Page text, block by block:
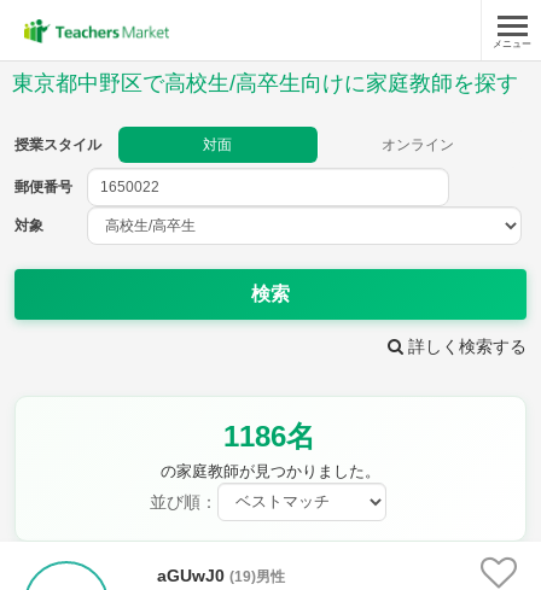
メニュー
東京都中野区で高校生/高卒生向けに家庭教師を探す
授業スタイル 対面 オンライン
郵便番号
対象
検索
詳しく検索する
1186名
の家庭教師が見つかりました。
並び順：
aGUwJ0 (19)男性
郵便番号
教科
英語(リスニング)
数学A 数学B 数学C 現代文